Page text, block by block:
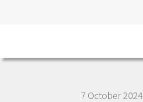
7 October 2024